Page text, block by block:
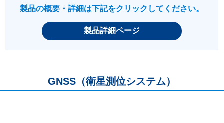
製品の概要・詳細は下記をクリックしてください。
製品詳細ページ
GNSS（衛星測位システム）